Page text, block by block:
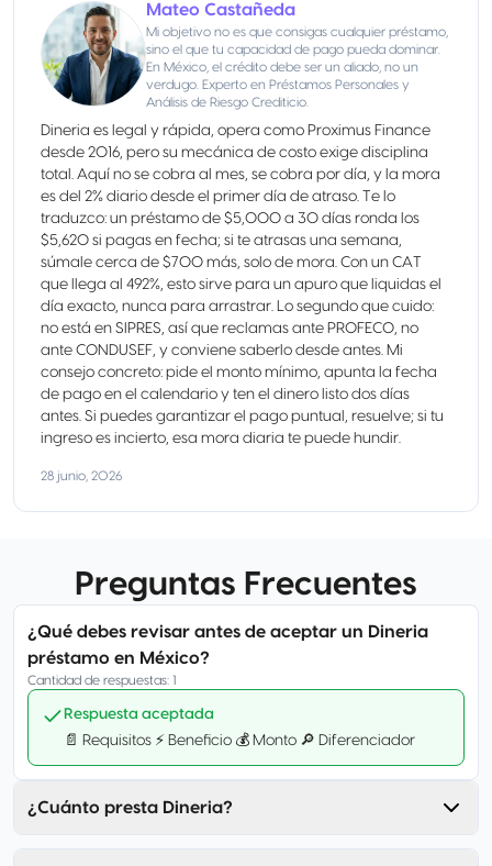
Mateo Castañeda
Mi objetivo no es que consigas cualquier préstamo,
sino el que tu capacidad de pago pueda dominar.
En México, el crédito debe ser un aliado, no un
verdugo. Experto en Préstamos Personales y
Análisis de Riesgo Crediticio.
Dineria es legal y rápida, opera como Proximus Finance
desde 2016, pero su mecánica de costo exige disciplina
total. Aquí no se cobra al mes, se cobra por día, y la mora
es del 2% diario desde el primer día de atraso. Te lo
traduzco: un préstamo de $5,000 a 30 días ronda los
$5,620 si pagas en fecha; si te atrasas una semana,
súmale cerca de $700 más, solo de mora. Con un CAT
que llega al 492%, esto sirve para un apuro que liquidas el
día exacto, nunca para arrastrar. Lo segundo que cuido:
no está en SIPRES, así que reclamas ante PROFECO, no
ante CONDUSEF, y conviene saberlo desde antes. Mi
consejo concreto: pide el monto mínimo, apunta la fecha
de pago en el calendario y ten el dinero listo dos días
antes. Si puedes garantizar el pago puntual, resuelve; si tu
ingreso es incierto, esa mora diaria te puede hundir.
28 junio, 2026
Preguntas Frecuentes
¿Qué debes revisar antes de aceptar un Dineria
préstamo en México?
Cantidad de respuestas: 1
Respuesta aceptada
📄 Requisitos ⚡ Beneficio 💰 Monto 🔎 Diferenciador
¿Cuánto presta Dineria?